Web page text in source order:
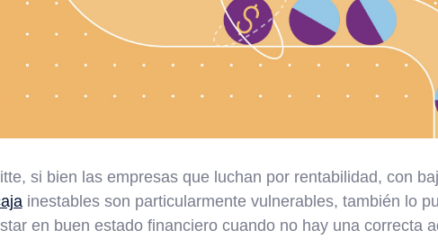
si bien las empresas que luchan por rentabilidad, con
inestables son particularmente vulnerables, también lo
en buen estado financiero cuando no hay una correcta